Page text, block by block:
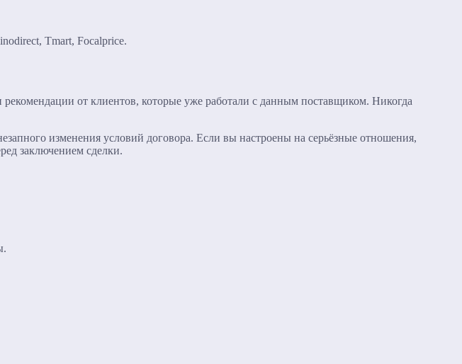
Tmart, Focalprice.
от клиентов, которые уже работали с данным поставщиком. Никогда
изменения условий договора. Если вы настроены на серьёзные отношения,
заключением сделки.